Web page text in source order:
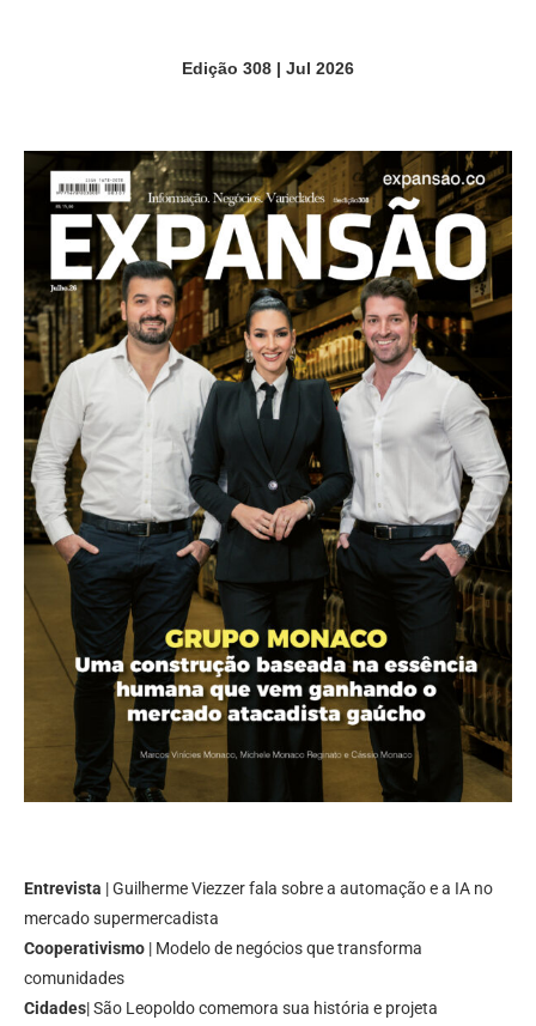
Edição 308 | Jul 2026
Entrevista | Guilherme Viezzer fala sobre a automação e a IA no
mercado supermercadista
Cooperativismo | Modelo de negócios que transforma
comunidades
Cidades| São Leopoldo comemora sua história e projeta